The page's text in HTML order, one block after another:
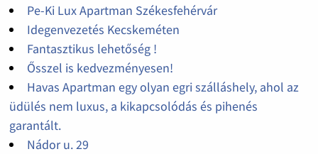
Pe-Ki Lux Apartman Székesfehérvár
Idegenvezetés Kecskeméten
Fantasztikus lehetőség !
Ősszel is kedvezményesen!
Havas Apartman egy olyan egri szálláshely, ahol az
üdülés nem luxus, a kikapcsolódás és pihenés
garantált.
Nádor u. 29